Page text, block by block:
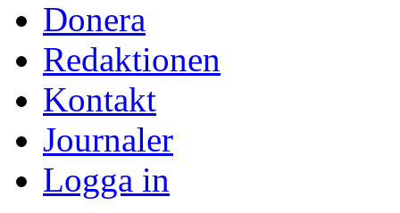
Donera
Redaktionen
Kontakt
Journaler
Logga in